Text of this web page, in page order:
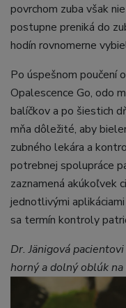
povrchom zuba však
postupne preniká do
hodín rovnomerne
Po úspešnom poučení
Opalescence Go, odo
balíčkov a po šiestich
mňa dôležité, aby
zubného lekára a
potrebnej spolupráce
zaznamená akúkoľvek
jednotlivými
sa termín kontroly
Dr. Jänigová
horný a dolný oblúk